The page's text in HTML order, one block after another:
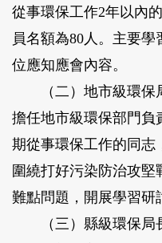
從事環保工作2年以內
員名額為80人。主要學
位應知應會內容。
（二）地市級環
擔任地市級環保部門負
期從事環保工作的同志
圍繞打好污染防治攻
難點問題，開展學習研
（三）縣級環保